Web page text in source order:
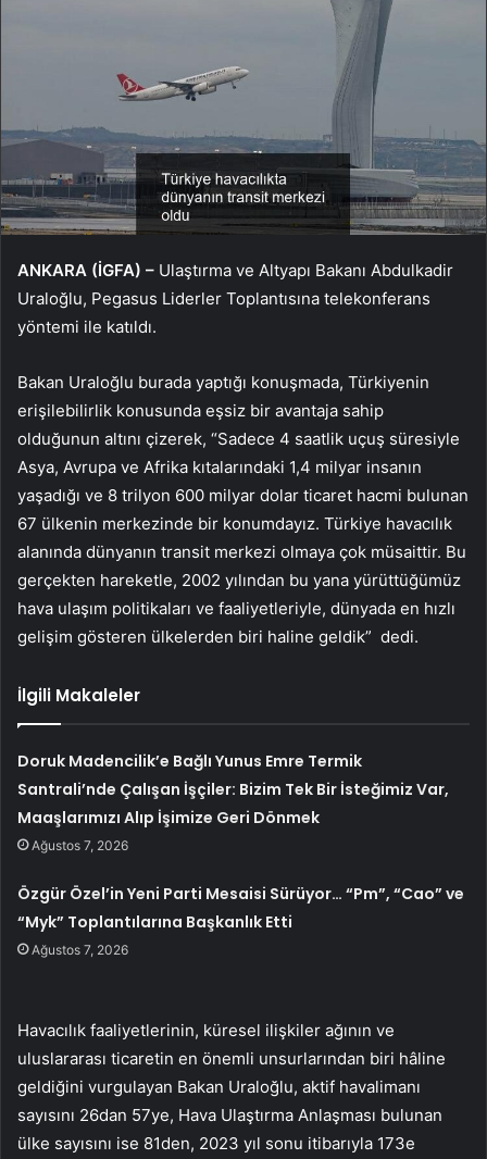
ANKARA (İGFA) – Ulaştırma ve Altyapı Bakanı Abdulkadir
Uraloğlu, Pegasus Liderler Toplantısına telekonferans
yöntemi ile katıldı.
Bakan Uraloğlu burada yaptığı konuşmada, Türkiyenin
erişilebilirlik konusunda eşsiz bir avantaja sahip
olduğunun altını çizerek, “Sadece 4 saatlik uçuş süresiyle
Asya, Avrupa ve Afrika kıtalarındaki 1,4 milyar insanın
yaşadığı ve 8 trilyon 600 milyar dolar ticaret hacmi bulunan
67 ülkenin merkezinde bir konumdayız. Türkiye havacılık
alanında dünyanın transit merkezi olmaya çok müsaittir. Bu
gerçekten hareketle, 2002 yılından bu yana yürüttüğümüz
hava ulaşım politikaları ve faaliyetleriyle, dünyada en hızlı
gelişim gösteren ülkelerden biri haline geldik”  dedi.
İlgili Makaleler
Doruk Madencilik’e Bağlı Yunus Emre Termik
Santrali’nde Çalışan İşçiler: Bizim Tek Bir İsteğimiz Var,
Maaşlarımızı Alıp İşimize Geri Dönmek
Ağustos 7, 2026
Özgür Özel’in Yeni Parti Mesaisi Sürüyor… “Pm”, “Cao” ve
“Myk” Toplantılarına Başkanlık Etti
Ağustos 7, 2026
Havacılık faaliyetlerinin, küresel ilişkiler ağının ve
uluslararası ticaretin en önemli unsurlarından biri hâline
geldiğini vurgulayan Bakan Uraloğlu, aktif havalimanı
sayısını 26dan 57ye, Hava Ulaştırma Anlaşması bulunan
ülke sayısını ise 81den, 2023 yıl sonu itibarıyla 173e